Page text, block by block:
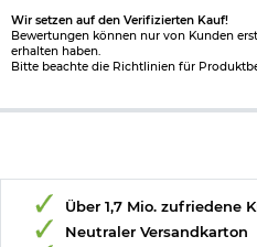
Wir setzen auf den Verifizierten Kauf!
Bewertungen können nur von Kunden
erhalten haben.
Bitte beachte die Richtlinien für
Über 1,7 Mio. zufriedene
Neutraler Versandkarton